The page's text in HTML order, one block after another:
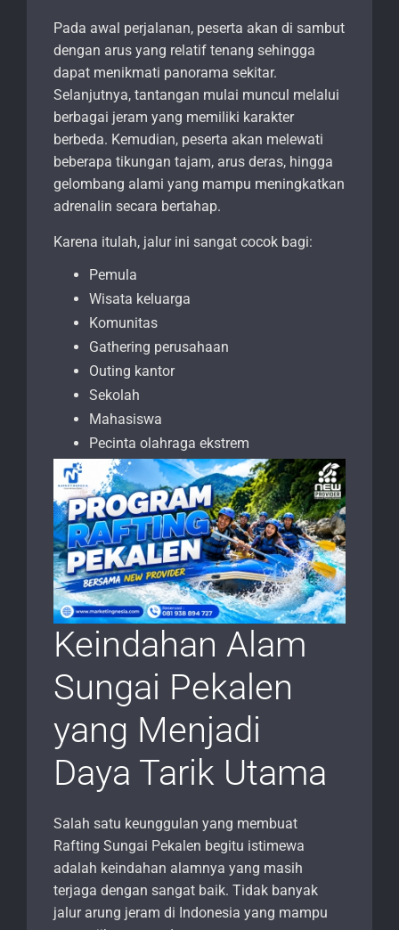
Pada awal perjalanan, peserta akan di sambut
dengan arus yang relatif tenang sehingga
dapat menikmati panorama sekitar.
Selanjutnya, tantangan mulai muncul melalui
berbagai jeram yang memiliki karakter
berbeda. Kemudian, peserta akan melewati
beberapa tikungan tajam, arus deras, hingga
gelombang alami yang mampu meningkatkan
adrenalin secara bertahap.
Karena itulah, jalur ini sangat cocok bagi:
Pemula
Wisata keluarga
Komunitas
Gathering perusahaan
Outing kantor
Sekolah
Mahasiswa
Pecinta olahraga ekstrem
Keindahan Alam
Sungai Pekalen
yang Menjadi
Daya Tarik Utama
Salah satu keunggulan yang membuat
Rafting Sungai Pekalen begitu istimewa
adalah keindahan alamnya yang masih
terjaga dengan sangat baik. Tidak banyak
jalur arung jeram di Indonesia yang mampu